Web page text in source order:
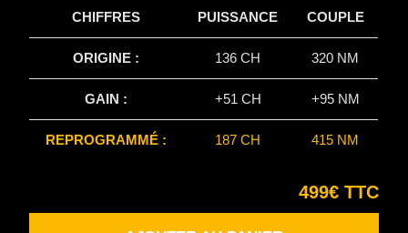
CHIFFRES PUISSANCE COUPLE
ORIGINE : 136 CH 320 NM
GAIN : +51 CH +95 NM
REPROGRAMMÉ : 187 CH 415 NM
499€ TTC